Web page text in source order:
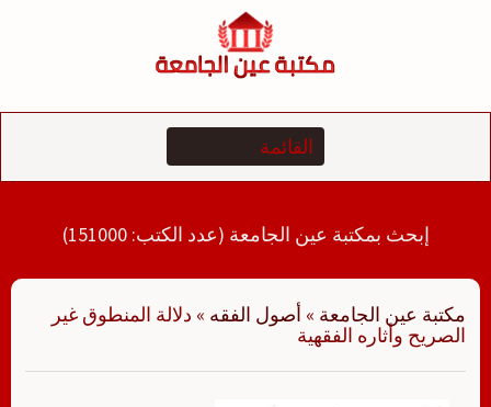
إبحث بمكتبة عين الجامعة (عدد الكتب: 151000)
مكتبة عين الجامعة » أصول الفقه » دلالة المنطوق غير
الصريح وأثاره الفقهية